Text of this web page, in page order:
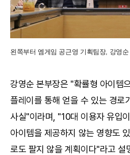
왼쪽부터 엠게임 공근영 기획팀장, 강영순
강영순 본부장은 "확률형 아이템
플레이를 통해 얻을 수 있는 경로
사실"이라며, "10대 이용자 유입
아이템을 제공하지 않는 영향도
로도 팔지 않을 계획이다"라고 설